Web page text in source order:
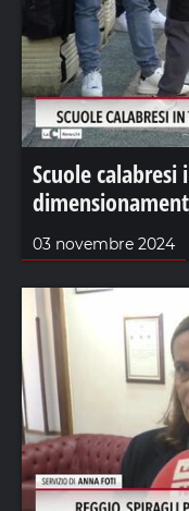
Scuole
03 novembre 2024